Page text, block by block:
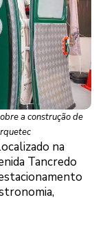
a construção de
na
Tancredo